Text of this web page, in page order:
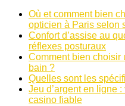
Où et comment bien
opticien à Paris selon
Confort d’assise au
réflexes posturaux
Comment bien choisir
bain ?
Quelles sont les
Jeu d’argent en ligne
casino fiable